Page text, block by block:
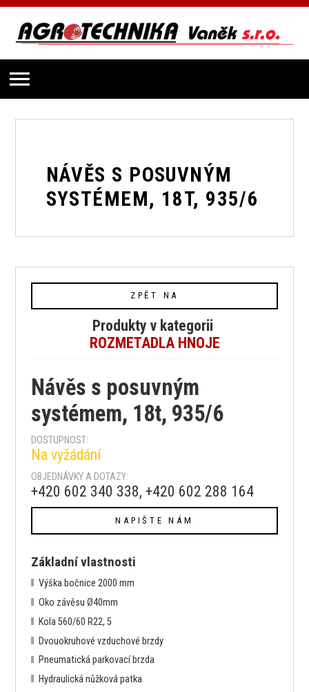
NÁVĚS S POSUVNÝM
SYSTÉMEM, 18T, 935/6
ZPĚT NA
Produkty v kategorii
ROZMETADLA HNOJE
Návěs s posuvným
systémem, 18t, 935/6
DOSTUPNOST:
Na vyžádání
OBJEDNÁVKY A DOTAZY:
+420 602 340 338, +420 602 288 164
NAPIŠTE NÁM
Základní vlastnosti
Výška bočnice 2000 mm
Oko závěsu Ø40mm
Kola 560/60 R22, 5
Dvouokruhové vzduchové brzdy
Pneumatická parkovací brzda
Hydraulická nůžková patka